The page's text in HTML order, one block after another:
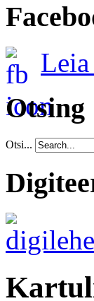
Otsing
Otsi...